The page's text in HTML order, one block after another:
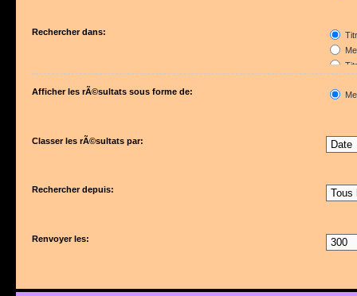
Rechercher dans:
Afficher les rÃ©sultats sous forme de:
Classer les rÃ©sultats par:
Rechercher depuis:
Renvoyer les: